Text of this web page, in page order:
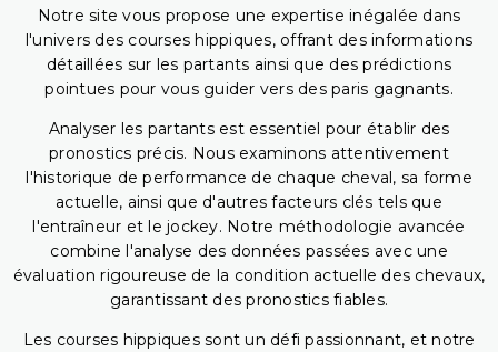
Notre site vous propose une expertise inégalée dans
l'univers des courses hippiques, offrant des informations
détaillées sur les partants ainsi que des prédictions
pointues pour vous guider vers des paris gagnants.
Analyser les partants est essentiel pour établir des
pronostics précis. Nous examinons attentivement
l'historique de performance de chaque cheval, sa forme
actuelle, ainsi que d'autres facteurs clés tels que
l'entraîneur et le jockey. Notre méthodologie avancée
combine l'analyse des données passées avec une
évaluation rigoureuse de la condition actuelle des chevaux,
garantissant des pronostics fiables.
Les courses hippiques sont un défi passionnant, et notre